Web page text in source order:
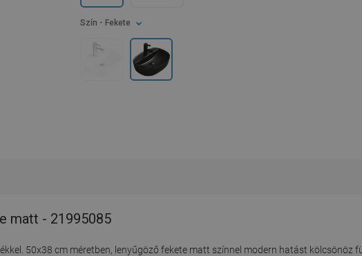
Szín - Fekete
matt - 21995085
50x38 cm méretben, lenyűgöző fekete matt színnel modern hatást kölcsönöz